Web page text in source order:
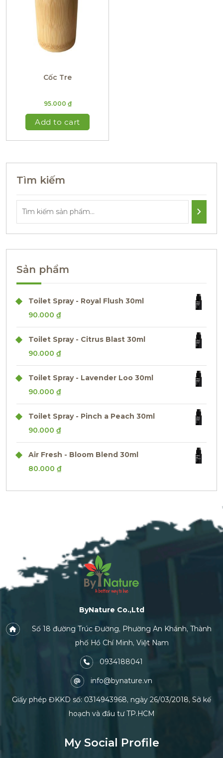
Cốc Tre
95.000 ₫
Add to cart
Tìm kiếm
Sản phẩm
Toilet Spray - Royal Flush 30ml
90.000 ₫
Toilet Spray - Citrus Blast 30ml
90.000 ₫
Toilet Spray - Lavender Loo 30ml
90.000 ₫
Toilet Spray - Pinch a Peach 30ml
90.000 ₫
Air Fresh - Bloom Blend 30ml
80.000 ₫
ByNature Co.,Ltd
Số 18 đường Trúc Đường, Phường An Khánh, Thành
phố Hồ Chí Minh, Việt Nam
0934188041
info@bynature.vn
Giấy phép ĐKKD số: 0314943968, ngày 26/03/2018, Sở kế
hoạch và đầu tư TP.HCM
My Social Profile